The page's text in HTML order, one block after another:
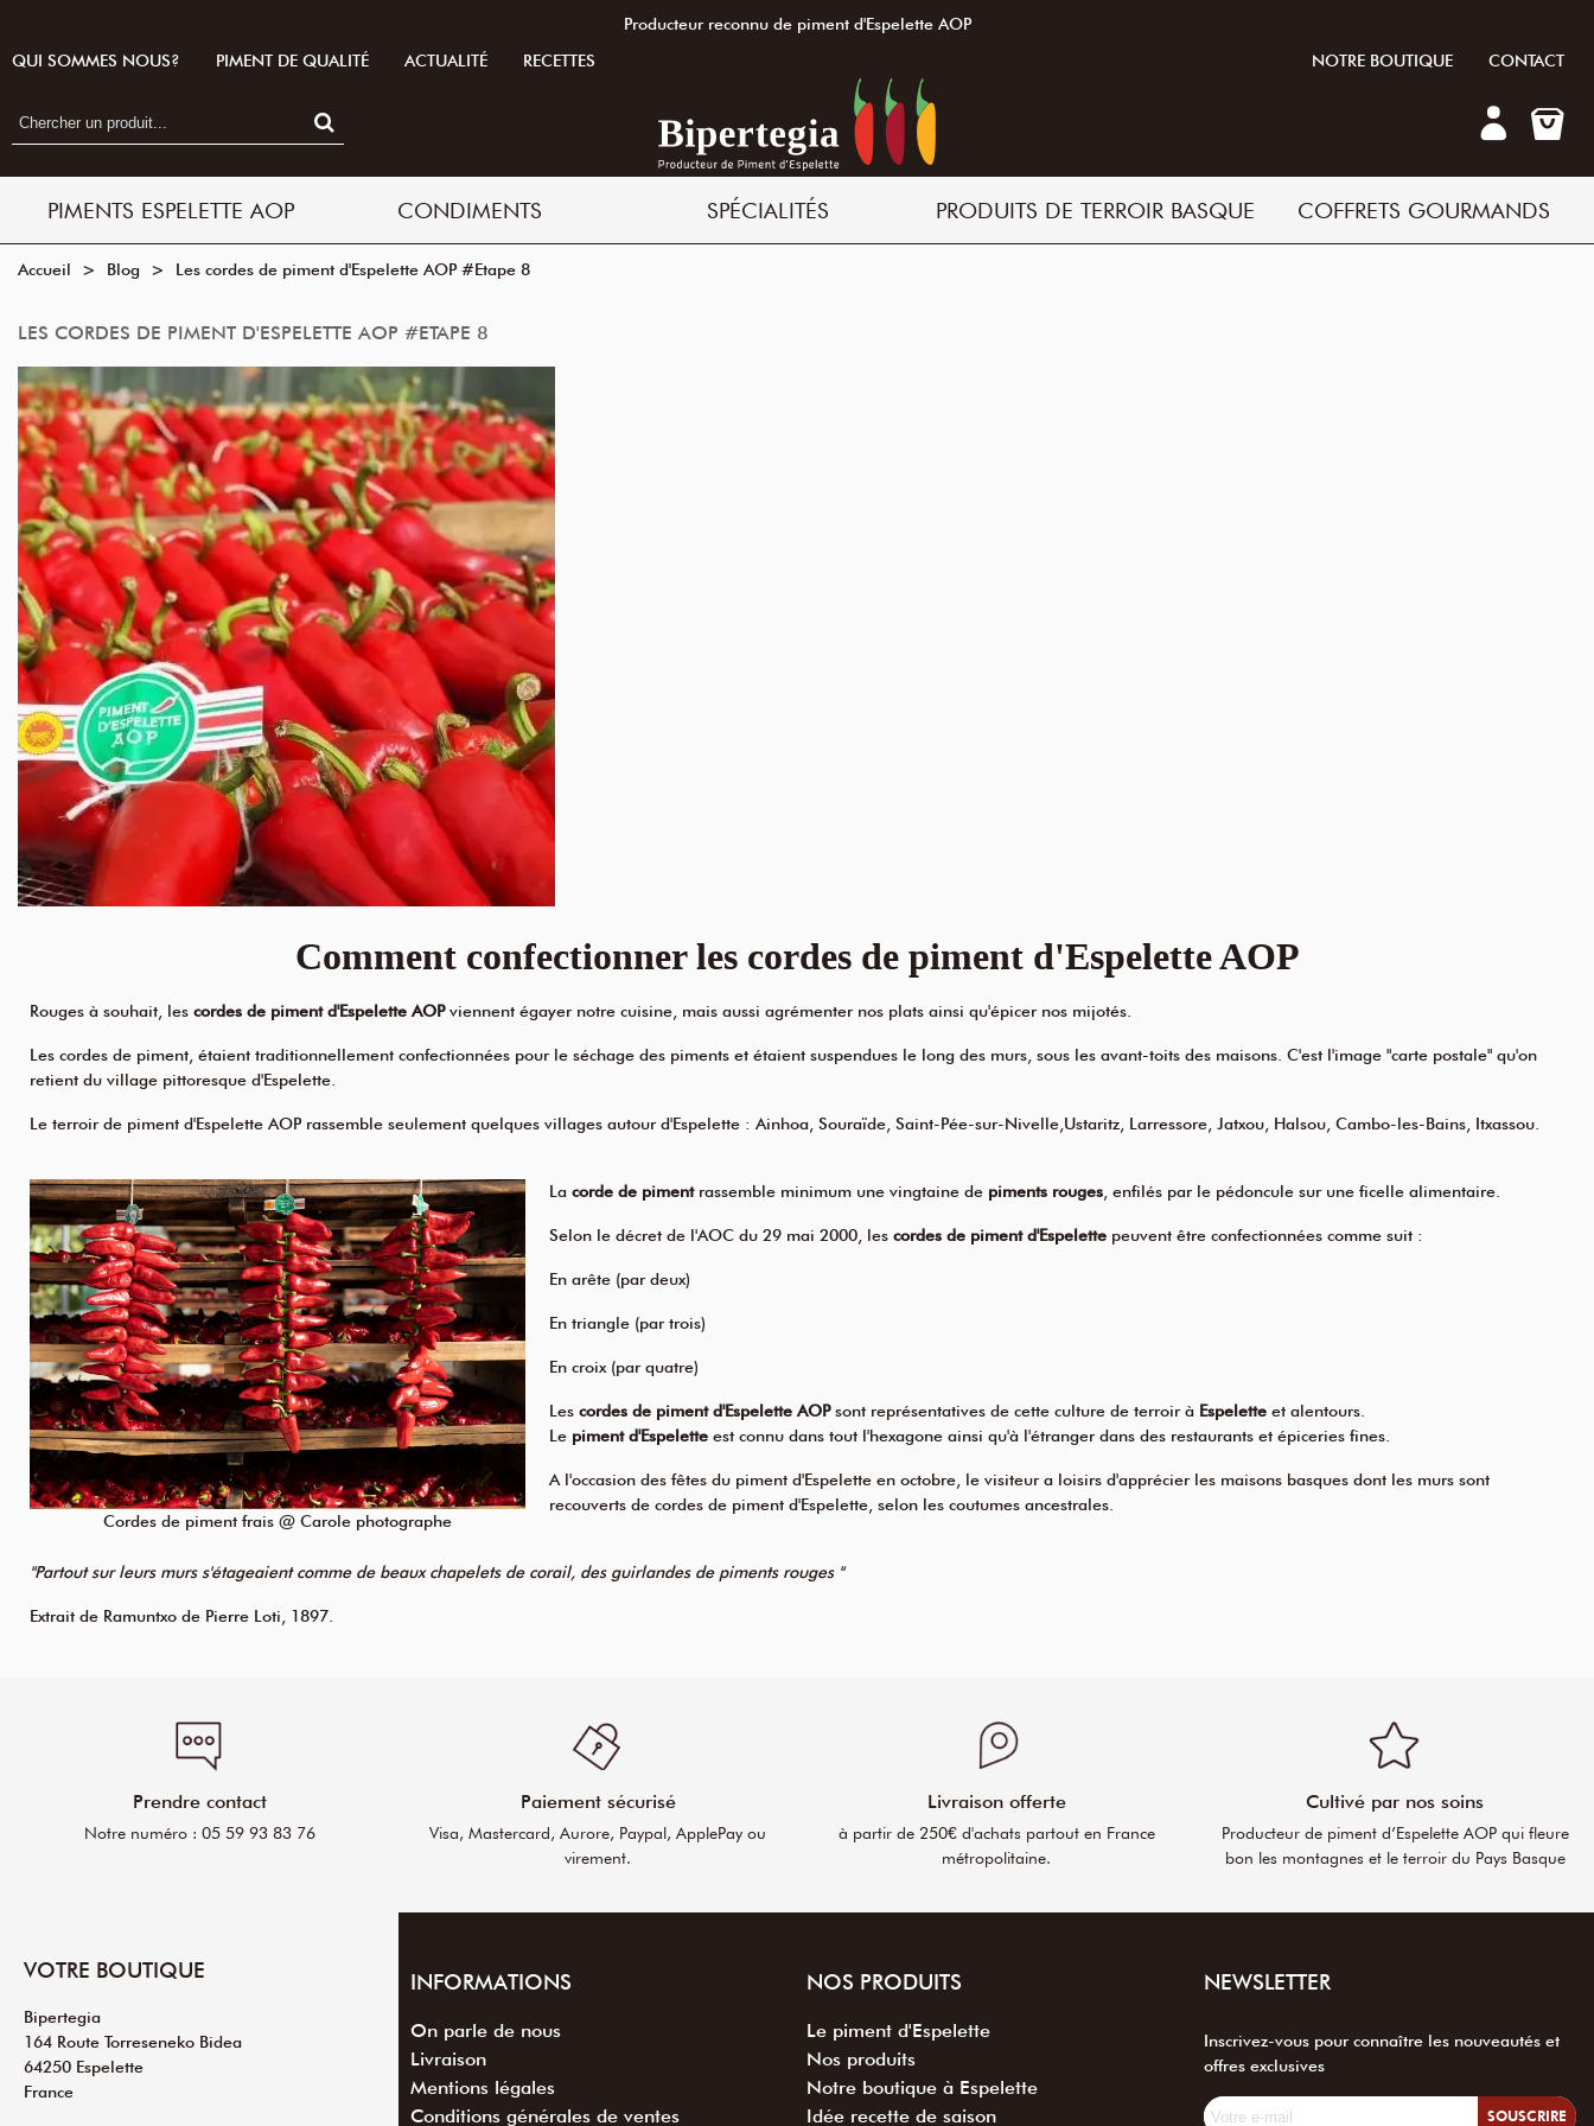
Producteur reconnu de piment d'Espelette AOP
QUI SOMMES NOUS?
PIMENT DE QUALITÉ ACTUALITÉ RECETTES NOTRE BOUTIQUE CONTACT
PIMENTS ESPELETTE AOP CONDIMENTS SPÉCIALITÉS PRODUITS DE TERROIR BASQUE COFFRETS GOURMANDS
Accueil > Blog > Les cordes de piment d'Espelette AOP #Etape 8
LES CORDES DE PIMENT D'ESPELETTE AOP #ETAPE 8
Comment confectionner les cordes de piment d'Espelette AOP
Rouges à souhait, les cordes de piment d'Espelette AOPviennent égayer notre cuisine, mais aussi agrémenter nos plats ainsi qu'épicer nos mijotés.
Les cordes de piment, étaient traditionnellement confectionnées pour le séchage des piments et étaient suspendues le long des murs, sous les avant-toits des maisons. C'est l'image "carte postale" qu'on
retient du village pittoresque d'Espelette.
Le terroir de piment d'Espelette AOP rassemble seulement quelques villages autour d'Espelette : Ainhoa, Souraïde, Saint-Pée-sur-Nivelle,Ustaritz, Larressore, Jatxou, Halsou, Cambo-les-Bains, Itxassou.
Cordes de piment frais @ Carole photographe
La corde de pimentrassemble minimum une vingtaine de piments rouges, enfilés par le pédoncule sur une ficelle alimentaire.
Selon le décret de l'AOC du 29 mai 2000, les cordes de piment d'Espelettepeuvent être confectionnées comme suit :
En arête (par deux)
En triangle (par trois)
En croix (par quatre)
Les cordes de piment d'Espelette AOPsont représentatives de cette culture de terroir à Espeletteet alentours.
Le piment d'Espeletteest connu dans tout l'hexagone ainsi qu'à l'étranger dans des restaurants et épiceries fines.
A l'occasion des fêtes du piment d'Espelette en octobre, le visiteur a loisirs d'apprécier les maisons basques dont les murs sont
recouverts de cordes de piment d'Espelette, selon les coutumes ancestrales.
"Partout sur leurs murs s'étageaient comme de beaux chapelets de corail, des guirlandes de piments rouges "
Extrait de Ramuntxo de Pierre Loti, 1897.
Prendre contact
Notre numéro : 05 59 93 83 76
Paiement sécurisé
Visa, Mastercard, Aurore, Paypal, ApplePay ou
virement.
Livraison offerte
à partir de 250€ d'achats partout en France
métropolitaine.
Cultivé par nos soins
Producteur de piment d’Espelette AOP qui fleure
bon les montagnes et le terroir du Pays Basque
VOTRE BOUTIQUE
Bipertegia
164 Route Torreseneko Bidea
64250 Espelette
France
INFORMATIONS
On parle de nous
Livraison
Mentions légales
Conditions générales de ventes
NOS PRODUITS
Le piment d'Espelette
Nos produits
Notre boutique à Espelette
Idée recette de saison
NEWSLETTER
Inscrivez-vous pour connaître les nouveautés et
offres exclusives
SOUSCRIRE